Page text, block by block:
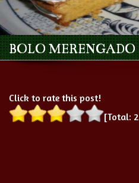
BOLO MERENGADO
Click to rate this post!
[Total: 2